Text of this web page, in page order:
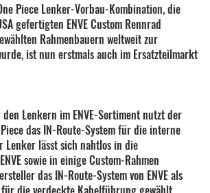
Piece Lenker-Vorbau-Kombination, die
gefertigten ENVE Custom Rennrad
Rahmenbauern weltweit zur
ist nun erstmals auch im Ersatzteilmarkt
Lenkern im ENVE-Sortiment nutzt der
Piece das IN-Route-System für die interne
Lenker lässt sich nahtlos in die
sowie in einige Custom-Rahmen
das IN-Route-System von ENVE als